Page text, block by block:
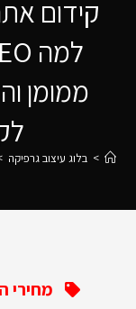
ממומן
> בלוג עיצוב גרפיקה
מחירי